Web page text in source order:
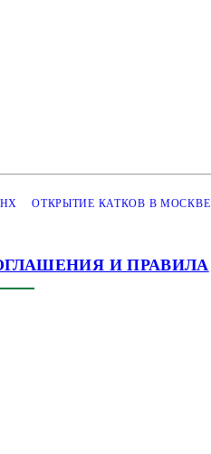
ОТКРЫТИЕ КАТКОВ В МОСКВЕ
И ПРАВИЛА